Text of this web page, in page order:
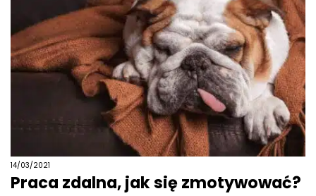
14/03/2021
Praca zdalna, jak się zmotywować?